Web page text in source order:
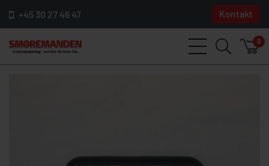
+45 30 27 46 47 Kontakt
0